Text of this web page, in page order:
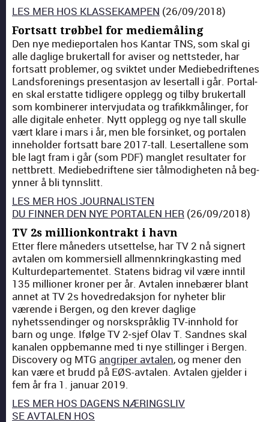
LES MER HOS KLASSEKAMPEN (26/09/2018)
Fortsatt trøbbel for mediemåling
Den nye mediepor­tal­en hos Kan­tar TNS, som skal gi
alle daglige bruk­er­tall for avis­er og nettst­ed­er, har
fort­satt prob­le­mer, og svik­tet under Mediebedriftenes
Lands­foren­ings pre­sen­tasjon av leser­tall i går. Por­tal­
en skal erstat­te tidligere opp­legg og til­by bruk­er­tall
som kom­biner­er inter­vju­da­ta og trafikkmålinger, for
alle dig­i­tale enheter. Nytt opp­legg og nye tall skulle
vært klare i mars i år, men ble forsin­ket, og por­tal­en
innehold­er fort­satt bare 2017-tall. Leser­tal­lene som
ble lagt fram i går (som PDF) man­glet resul­tater for
net­tbrett. Mediebedriftene sier tålmodigheten nå beg­
yn­ner å bli tynnslitt.
LES MER HOS JOURNALISTEN
DU FINNER DEN NYE PORTALEN HER (26/09/2018)
TV 2s millionkontrakt i havn
Etter flere måned­ers utset­telse, har TV 2 nå sign­ert
avtal­en om kom­mer­siell all­mennkringkast­ing med
Kul­tur­de­parte­mentet. Statens bidrag vil være inntil
135 mil­lion­er kro­ner per år. Avtal­en innebær­er blant
annet at TV 2s hov­e­dredak­sjon for nyheter blir
værende i Bergen, og den krev­er daglige
nyhetssendinger og norskspråk­lig TV-innhold for
barn og unge. Ifølge TV 2‑sjef Olav T. Sandnes skal
kanalen oppbe­manne med ti nye still­inger i Bergen.
Dis­cov­ery og MTG angriper avtal­en, og men­er den
kan være et brudd på EØS-avtal­en. Avtal­en gjelder i
fem år fra 1. jan­u­ar 2019.
LES MER HOS DAGENS NÆRINGSLIV
SE AVTALEN HOS